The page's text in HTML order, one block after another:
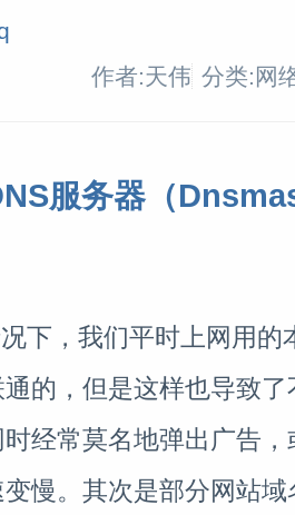
作者:天伟 分类:网
服务器（
，我们平时上网用的
的，但是这样也导致
经常莫名地弹出广告
慢。其次是部分网站